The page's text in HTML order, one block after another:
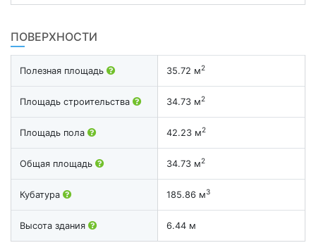
ПОВЕРХНОСТИ
Полезная площадь 35.72 м2
Площадь строительства 34.73 м2
Площадь пола 42.23 м2
Общая площадь 34.73 м2
Кубатура 185.86 м3
Высота здания 6.44 м